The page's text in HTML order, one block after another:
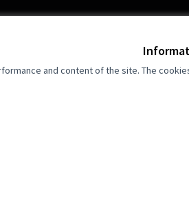
and content of the site. The